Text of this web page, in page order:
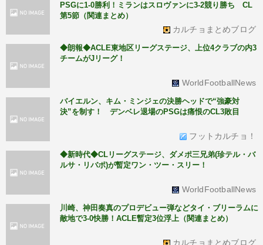
PSGに1-0勝利！ミランはスロヴァンに3-2競り勝ち CL
第5節（関連まとめ）
カルチョまとめブログ
◆朗報◆ACLE東地区リーグステージ、上位4クラブの内3
チームがJリーグ！
WorldFootballNews
バイエルン、キム・ミンジェの決勝ヘッドで“強豪対
決”を制す！ デンベレ退場のPSGは痛恨のCL3敗目
フットカルチョ！
◆新時代◆CLリーグステージ、ダメポ三兄弟(珍テル・バ
ルサ・リバポ)が暫定ワン・ツー・スリー！
WorldFootballNews
川崎、神田奏真のプロデビュー弾などタイ・ブリーラムに
敵地で3-0快勝！ACLE暫定3位浮上（関連まとめ）
カルチョまとめブログ